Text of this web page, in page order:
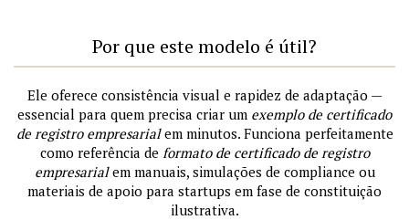
Por que este modelo é útil?
Ele oferece consistência visual e rapidez de adaptação —
essencial para quem precisa criar um exemplo de certificado
de registro empresarialem minutos. Funciona perfeitamente
como referência de formato de certificado de registro
empresarialem manuais, simulações de compliance ou
materiais de apoio para startups em fase de constituição
ilustrativa.